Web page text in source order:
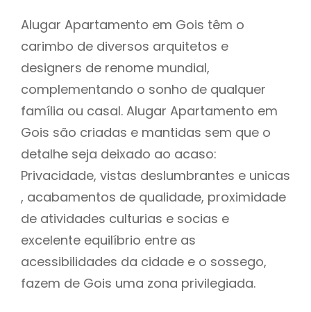
Alugar Apartamento em Gois têm o
carimbo de diversos arquitetos e
designers de renome mundial,
complementando o sonho de qualquer
família ou casal. Alugar Apartamento em
Gois são criadas e mantidas sem que o
detalhe seja deixado ao acaso:
Privacidade, vistas deslumbrantes e unicas
, acabamentos de qualidade, proximidade
de atividades culturias e socias e
excelente equilíbrio entre as
acessibilidades da cidade e o sossego,
fazem de Gois uma zona privilegiada.